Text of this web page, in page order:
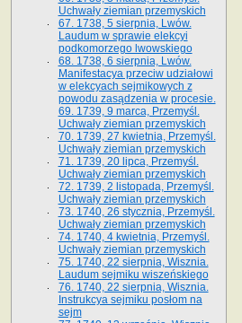
Uchwały ziemian przemyskich­
67. 1738, 5 sierpnia, Lwów.
Laudum w sprawie elekcyi
podkomorzego lwowskiego
68. 1738, 6 sierpnia, Lwów.
Manifestacya przeciw udziałowi
w elekcyach sejmikowych z
powodu zasądzenia w procesie.
69. 1739, 9 marca, Przemyśl.
Uchwały ziemian przemyskich
70. 1739, 27 kwietnia, Przemyśl.
Uchwały ziemian przemyskich
71. 1739, 20 lipca, Przemyśl.
Uchwały ziemian przemyskich
72. 1739, 2 listopada, Przemyśl.
Uchwały ziemian przemyskich
73. 1740, 26 stycznia, Przemyśl.
Uchwały ziemian przemyskich
74. 1740, 4 kwietnia, Przemyśl.
Uchwały ziemian przemyskich
75. 1740, 22 sierpnia, Wisznia.
Laudum sejmiku wiszeńskiego
76. 1740, 22 sierpnia, Wisznia.
Instrukcya sejmiku posłom na
sejm